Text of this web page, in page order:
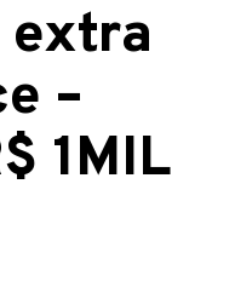
extra
–
1MIL